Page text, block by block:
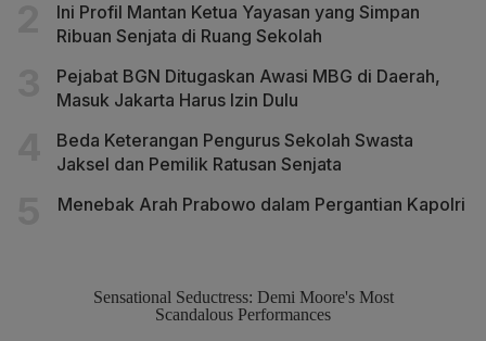
Ini Profil Mantan Ketua Yayasan yang Simpan
Ribuan Senjata di Ruang Sekolah
Pejabat BGN Ditugaskan Awasi MBG di Daerah,
Masuk Jakarta Harus Izin Dulu
Beda Keterangan Pengurus Sekolah Swasta
Jaksel dan Pemilik Ratusan Senjata
Menebak Arah Prabowo dalam Pergantian Kapolri